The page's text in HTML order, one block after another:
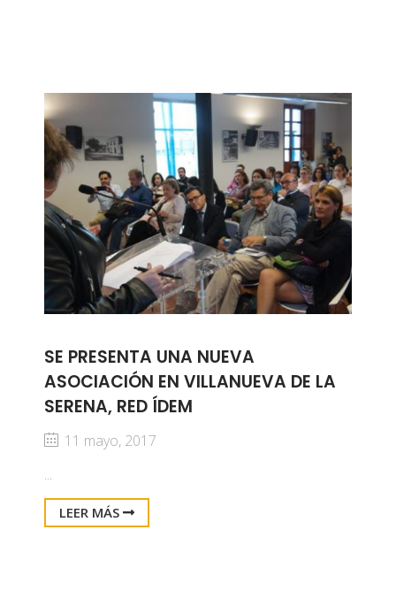
SE PRESENTA UNA NUEVA
ASOCIACIÓN EN VILLANUEVA DE LA
SERENA, RED ÍDEM
11 mayo, 2017
...
LEER MÁS